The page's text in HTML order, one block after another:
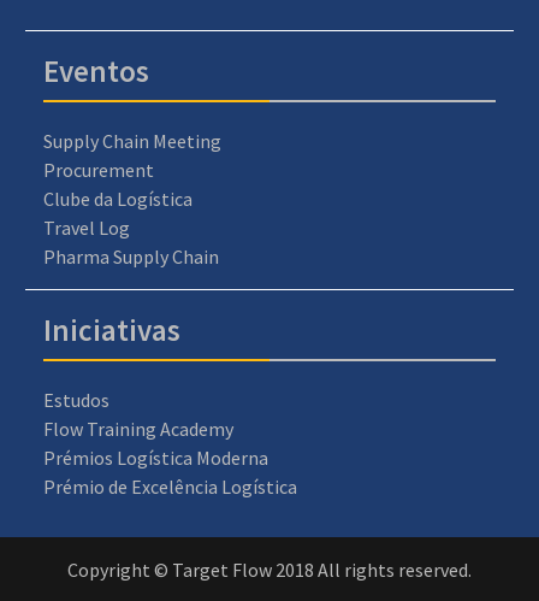
Eventos
Supply Chain Meeting
Procurement
Clube da Logística
Travel Log
Pharma Supply Chain
Iniciativas
Estudos
Flow Training Academy
Prémios Logística Moderna
Prémio de Excelência Logística
Copyright © Target Flow 2018 All rights reserved.